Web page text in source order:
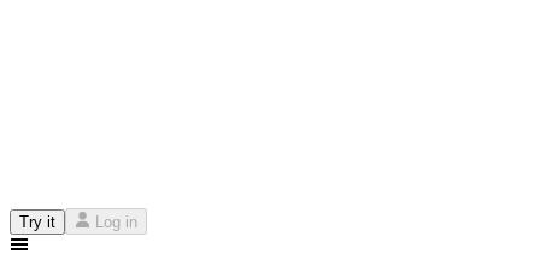
Try it Log in